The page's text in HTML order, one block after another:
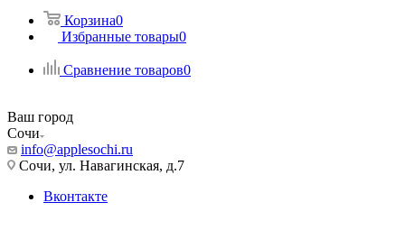
Корзина0
Избранные товары0
Сравнение товаров0
Ваш город
Сочи
info@applesochi.ru
Сочи, ул. Навагинская, д.7
Вконтакте